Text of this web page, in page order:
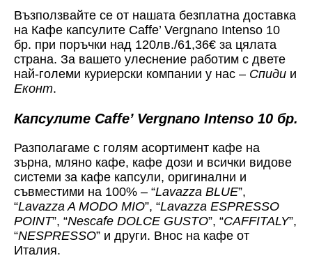
Възползвайте се от нашата безплатна доставка
на Кафе капсулите Caffe’ Vergnano Intenso 10
бр. при поръчки над 120лв./61,36€ за цялата
страна. За вашето улеснение работим с двете
най-големи куриерски компании у нас – Спиди и
Еконт.
Капсулите Caffe’ Vergnano Intenso 10 бр.
Разполагаме с голям асортимент кафе на
зърна, мляно кафе, кафе дози и всички видове
системи за кафе капсули, оригинални и
съвместими на 100% – “Lavazza BLUE”,
“Lavazza A MODO MIO”, “Lavazza ESPRESSO
POINT”, “Nescafe DOLCE GUSTO”, “CAFFITALY”,
“NESPRESSO” и други. Внос на кафе от
Италия.